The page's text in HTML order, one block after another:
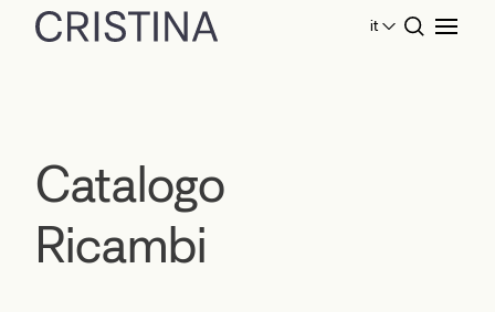
it
Catalogo
Ricambi